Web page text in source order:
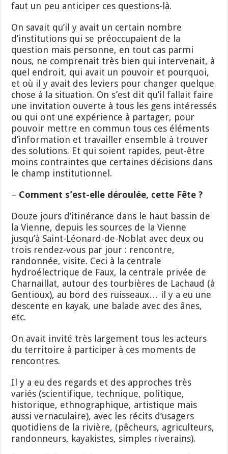
faut un peu anticiper ces questions-là.
On savait qu’il y avait un certain nombre
d’institutions qui se préoccupaient de la
question mais personne, en tout cas parmi
nous, ne comprenait très bien qui intervenait, à
quel endroit, qui avait un pouvoir et pourquoi,
et où il y avait des leviers pour changer quelque
chose à la situation. On s’est dit qu’il fallait faire
une invitation ouverte à tous les gens intéressés
ou qui ont une expérience à partager, pour
pouvoir mettre en commun tous ces éléments
d’information et travailler ensemble à trouver
des solutions. Et qui soient rapides, peut-être
moins contraintes que certaines décisions dans
le champ institutionnel.
– Comment s’est-elle déroulée, cette Fête ?
Douze jours d’itinérance dans le haut bassin de
la Vienne, depuis les sources de la Vienne
jusqu’à Saint-Léonard-de-Noblat avec deux ou
trois rendez-vous par jour : rencontre,
randonnée, visite. Ceci à la centrale
hydroélectrique de Faux, la centrale privée de
Charnaillat, autour des tourbières de Lachaud (à
Gentioux), au bord des ruisseaux… il y a eu une
descente en kayak, une balade avec des ânes,
etc.
On avait invité très largement tous les acteurs
du territoire à participer à ces moments de
rencontres.
Il y a eu des regards et des approches très
variés (scientifique, technique, politique,
historique, ethnographique, artistique mais
aussi vernaculaire), avec les récits d’usagers
quotidiens de la rivière, (pêcheurs, agriculteurs,
randonneurs, kayakistes, simples riverains).